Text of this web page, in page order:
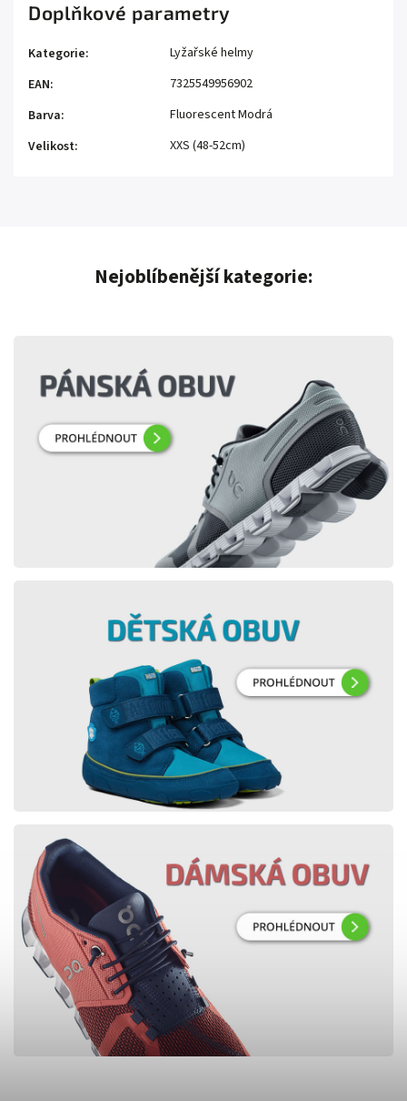
Doplňkové parametry
Kategorie:
Lyžařské helmy
EAN:
7325549956902
Barva:
Fluorescent Modrá
Velikost: XXS (48-52cm)
Nejoblíbenější kategorie: